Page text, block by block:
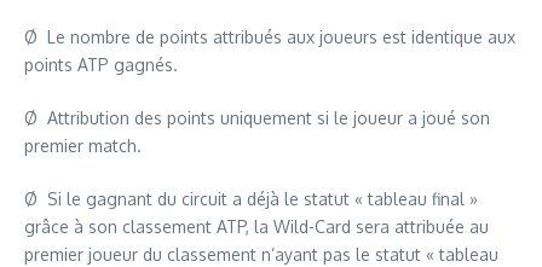
Ø Le nombre de points attribués aux joueurs est identique aux
points ATP gagnés.
Ø Attribution des points uniquement si le joueur a joué son
premier match.
Ø Si le gagnant du circuit a déjà le statut « tableau final »
grâce à son classement ATP, la Wild-Card sera attribuée au
premier joueur du classement n’ayant pas le statut « tableau